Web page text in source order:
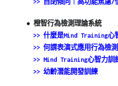
>> 自閉傾向｜高功能焦慮/
● 橙智行為檢測理論系統
>> 什麼是Mind Training心
>> 何謂表演式應用行為檢
>> Mind Training心智力訓
>> 幼齡潛能開發訓練